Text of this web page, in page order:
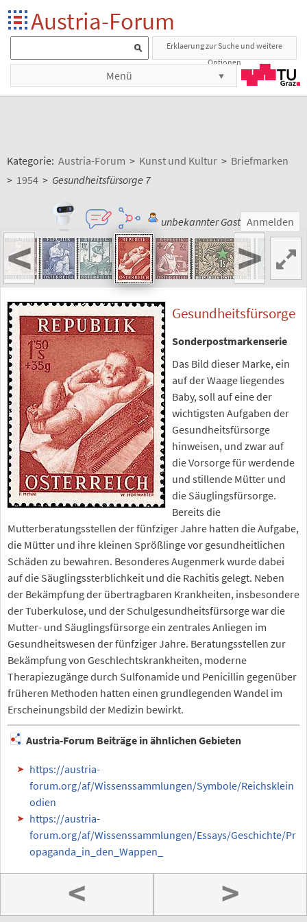
Austria-Forum
Erklaerung zur Suche und weitere
Optionen
Menü
Kategorie: Austria-Forum > Kunst und Kultur > Briefmarken
> 1954 > Gesundheitsfürsorge 7
unbekannter Gast Anmelden
< >
Gesundheitsfürsorge
Sonderpostmarkenserie
Das Bild dieser Marke, ein
auf der Waage liegendes
Baby, soll auf eine der
wichtigsten Aufgaben der
Gesundheitsfürsorge
hinweisen, und zwar auf
die Vorsorge für werdende
und stillende Mütter und
die Säuglingsfürsorge.
Bereits die
Mutterberatungsstellen der fünfziger Jahre hatten die Aufgabe,
die Mütter und ihre kleinen Sprößlinge vor gesundheitlichen
Schäden zu bewahren. Besonderes Augenmerk wurde dabei
auf die Säuglingssterblichkeit und die Rachitis gelegt. Neben
der Bekämpfung der übertragbaren Krankheiten, insbesondere
der Tuberkulose, und der Schulgesundheitsfürsorge war die
Mutter- und Säuglingsfürsorge ein zentrales Anliegen im
Gesundheitswesen der fünfziger Jahre. Beratungsstellen zur
Bekämpfung von Geschlechtskrankheiten, moderne
Therapiezugänge durch Sulfonamide und Penicillin gegenüber
früheren Methoden hatten einen grundlegenden Wandel im
Erscheinungsbild der Medizin bewirkt.
Austria-Forum Beiträge in ähnlichen Gebieten
https://austria-
forum.org/af/Wissenssammlungen/Symbole/Reichsklein
odien
https://austria-
forum.org/af/Wissenssammlungen/Essays/Geschichte/Pr
opaganda_in_den_Wappen_
< >